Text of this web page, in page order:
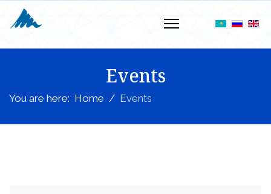
Events
You are here: Home Events